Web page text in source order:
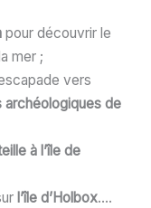
pour découvrir le
mer ;
vers
archéologiques de
à l’île de
l’île d’Holbox….